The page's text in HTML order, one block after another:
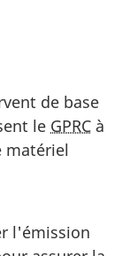
de base
le GPRC à
matériel
l'émission